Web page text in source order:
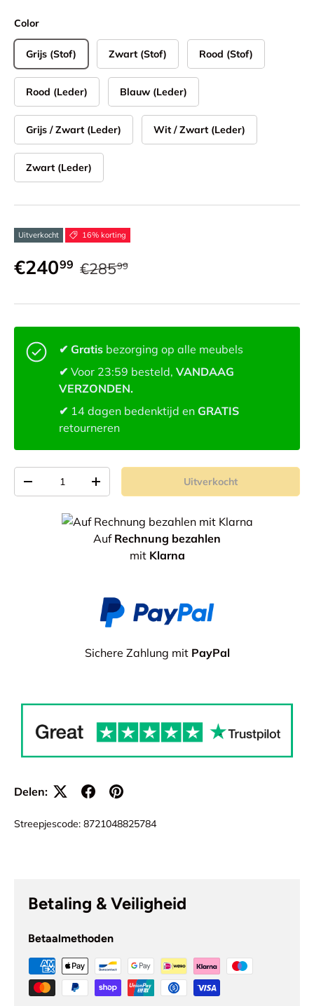
Color
Grijs (Stof) Zwart (Stof) Rood (Stof)
Rood (Leder) Blauw (Leder)
Grijs / Zwart (Leder) Wit / Zwart (Leder)
Zwart (Leder)
Uitverkocht 16% korting
€24099 €28599
✔ Gratis bezorging op alle meubels
✔ Voor 23:59 besteld, VANDAAG
VERZONDEN.
✔ 14 dagen bedenktijd en GRATIS
retourneren
-
+ Uitverkocht
AufRechnung bezahlen
mit Klarna
Sichere Zahlung mit PayPal
Delen:
Streepjescode: 8721048825784
Betaling & Veiligheid
Betaalmethoden